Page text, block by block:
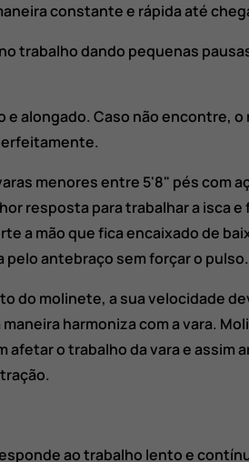
constante e rápida até
trabalho dando pequenas
e alongado. Caso não encontre, o
menores entre 5'8" pés com
resposta para trabalhar a isca e
a mão que fica encaixado de
pelo antebraço sem forçar o pulso.
do molinete, a sua velocidade
harmoniza com a vara.
o trabalho da vara e assim
ao trabalho lento e